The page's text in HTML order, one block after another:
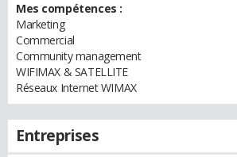
Mes compétences :
Marketing
Commercial
Community management
WIFIMAX & SATELLITE
Réseaux Internet WIMAX
Entreprises